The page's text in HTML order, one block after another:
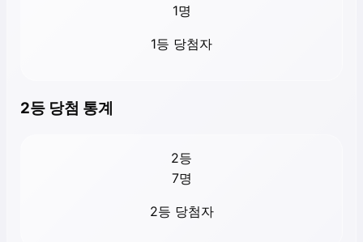
1명
1등 당첨자
2등 당첨 통계
2등
7명
2등 당첨자